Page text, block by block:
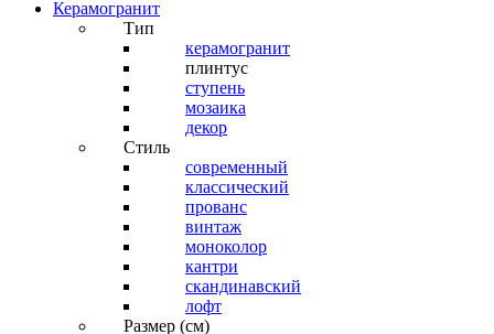
Керамогранит
Тип
керамогранит
плинтус
ступень
мозаика
декор
Стиль
современный
классический
прованс
винтаж
моноколор
кантри
скандинавский
лофт
Размер (см)